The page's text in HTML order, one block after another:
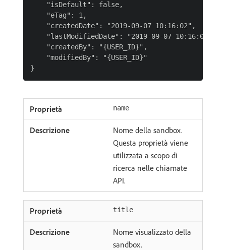
    "isDefault": false,
    "eTag": 1,
    "createdDate": "2019-09-07 10:16:02",
    "lastModifiedDate": "2019-09-07 10:16:02",
    "createdBy": "{USER_ID}",
    "modifiedBy": "{USER_ID}"
name
Nome della sandbox.
Questa proprietà viene
utilizzata a scopo di
ricerca nelle chiamate
API.
title
Nome visualizzato della
sandbox.